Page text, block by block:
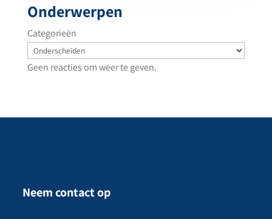
Onderwerpen
Categorieën
Geen reacties om weer te geven.
Neem contact op